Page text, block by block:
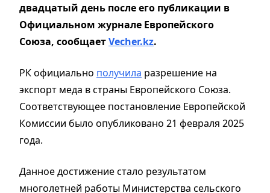
двадцатый день после его публикации в
Официальном журнале Европейского
Союза, сообщаетVecher.kz.
РК официально получила разрешение на
экспорт меда в страны Европейского Союза.
Соответствующее постановление Европейской
Комиссии было опубликовано 21 февраля 2025
года.
Данное достижение стало результатом
многолетней работы Министерства сельского